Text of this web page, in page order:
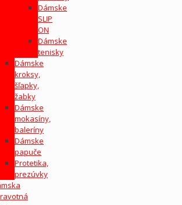
Dámske
SLIP
ON
Dámske
tenisky
Dámske
kroksy,
šľapky,
žabky
Dámske
mokasíny,
baleríny
Dámske
papuče
Protetika,
prezúvky